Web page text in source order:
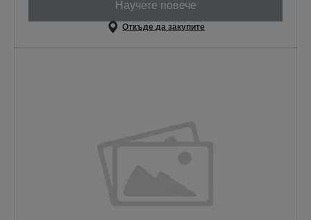
Научете повече
Откъде да закупите